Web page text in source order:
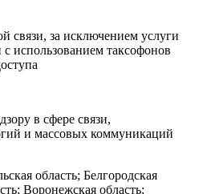
связи, за исключением услуги
использованием таксофонов
в сфере связи,
и массовых коммуникаций
область; Белгородская
Воронежская область;